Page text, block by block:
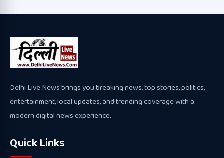
Delhi Live News brings you breaking news, top stories, politics,
entertainment, local updates, and trending coverage with a
modern digital news experience.
Quick Links